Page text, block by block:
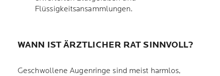
Flüssigkeitsansammlungen.
WANN IST ÄRZTLICHER RAT SINNVOLL?
Geschwollene Augenringe sind meist harmlos,